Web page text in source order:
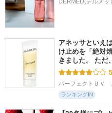
アネッサといえ
け止めを「絶対
きました。 た
5
パーフェクトＵＶ
ランキングIN